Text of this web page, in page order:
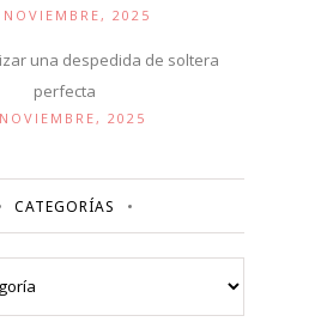
2025
una despedida de soltera
perfecta
2025
CATEGORÍAS